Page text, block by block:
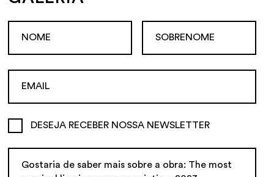
DESEJA RECEBER NOSSA NEWSLETTER